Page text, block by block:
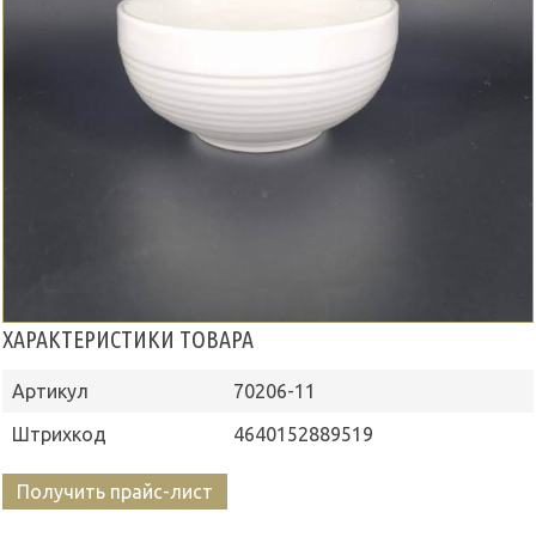
ХАРАКТЕРИСТИКИ ТОВАРА
Артикул
70206-11
Штрихкод
4640152889519
Получить прайс-лист